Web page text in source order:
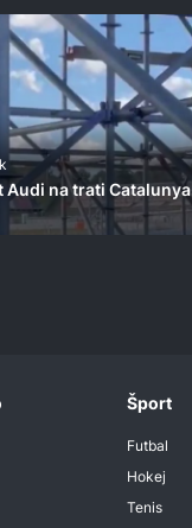
Audi na trati Catalunya
Šport
Futbal
Hokej
Tenis